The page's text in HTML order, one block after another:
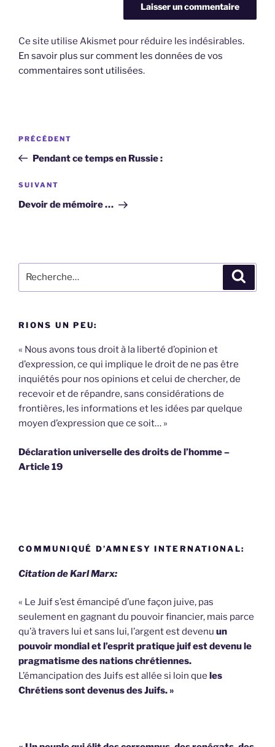
Ce site utilise Akismet pour réduire les indésirables.
En savoir plus sur comment les données de vos
commentaires sont utilisées.
Navigation
l’article
Article
précédent
PRÉCÉDENT
Pendant ce temps en Russie :
Article
suivant
SUIVANT
Devoir de mémoire …
pour
RIONS UN PEU:
« Nous avons tous droit à la liberté d’opinion et
d’expression, ce qui implique le droit de ne pas être
inquiétés pour nos opinions et celui de chercher, de
recevoir et de répandre, sans considérations de
frontières, les informations et les idées par quelque
moyen d’expression que ce soit… »
Déclaration universelle des droits de l’homme –
Article 19
COMMUNIQUÉ D’AMNESY INTERNATIONAL:
Citation de Karl Marx:
« Le Juif s’est émancipé d’une façon juive, pas
seulement en gagnant du pouvoir financier, mais parce
qu’à travers lui et sans lui, l’argent est devenu un
pouvoir mondial et l’esprit pratique juif est devenu le
pragmatisme des nations chrétiennes.
L’émancipation des Juifs est allée si loin que les
Chrétiens sont devenus des Juifs. »